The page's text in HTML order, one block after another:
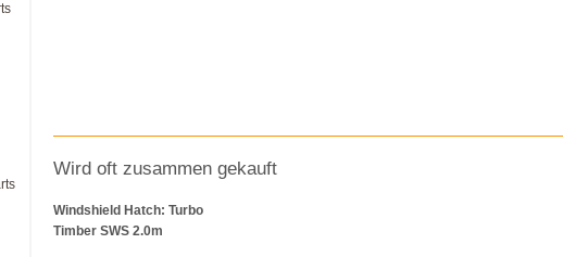
Wird oft zusammen gekauft
Windshield Hatch: Turbo
Timber SWS 2.0m